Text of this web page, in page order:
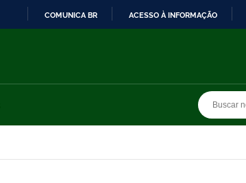
COMUNICA BR ACESSO À INFORMAÇÃO